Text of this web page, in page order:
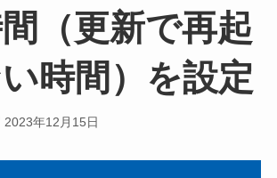
（更新で再起
時間）を設定
2023年12月15日